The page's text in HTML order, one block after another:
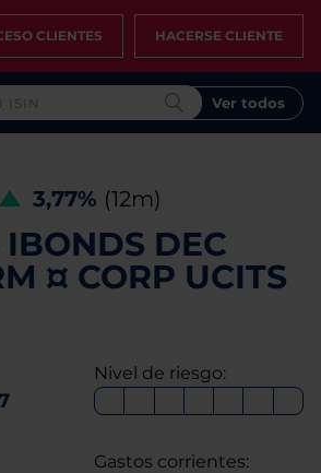
CLIENTES HACERSE CLIENTE
Ver todos
3,77% (12m)
IBONDS DEC
¤ CORP UCITS
Nivel de riesgo:
Gastos corrientes: